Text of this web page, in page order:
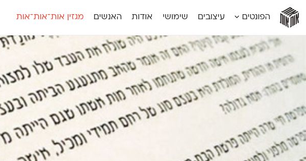
אותאות
אותאות
אות
אות
הפונטים עיצובים שימושי אודות האנשים מגזין אות־אות־אות
אוונטה
אטלס
אינדקס מונו
אלמוני צר
אמביוולנטי נורמל
אמביוולנטי צר
אמביוולנטי קומפרסט
אמביוולנטי רחב
אנומליה
אסימון דו־לשוני
אפק
בר־לב
גלוריה
מוגרבי טקסט
מכמורת
מכמורת מעוגל
מקומי
סטנגה
סינופסיס
פלוני
פלוני צר
פעמון
פרנק־רי
פרנק־רי צר